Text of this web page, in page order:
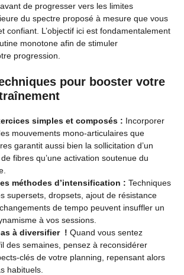
de progresser vers les limites
du spectre proposé à mesure que vous
confiant. L’objectif ici est fondamentalement
monotone afin de stimuler
progression.
pour booster votre
simples et composés : Incorporer
mouvements mono-articulaires que
garantit aussi bien la sollicitation d’un
fibres qu’une activation soutenue du
méthodes d’intensification : Techniques
supersets, dropsets, ajout de résistance
de tempo peuvent insuffler un
à vos sessions.
à diversifier ! Quand vous sentez
des semaines, pensez à reconsidérer
clés de votre planning, repensant alors
habituels.